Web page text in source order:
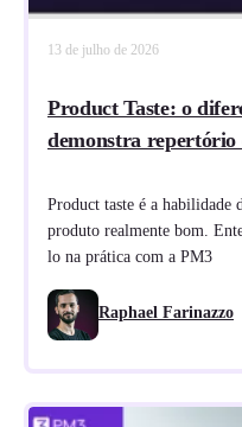
13 de julho de 2026
Product Taste: o
demonstra
Product taste é a habilidade
produto realmente bom.
lo na prática com a PM3
Raphael Farinazzo